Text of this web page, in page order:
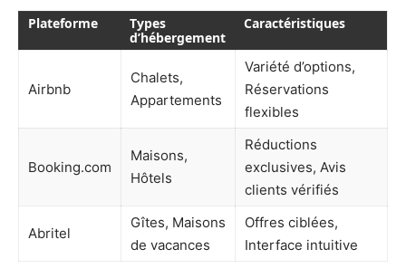
Plateforme
Types
d’hébergement
Caractéristiques
Airbnb
Chalets,
Appartements
Variété d’options,
Réservations
flexibles
Booking.com
Maisons,
Hôtels
Réductions
exclusives, Avis
clients vérifiés
Abritel
Gîtes, Maisons
de vacances
Offres ciblées,
Interface intuitive